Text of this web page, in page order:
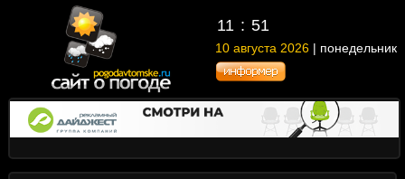
11 : 51
10 августа 2026 | понедельник